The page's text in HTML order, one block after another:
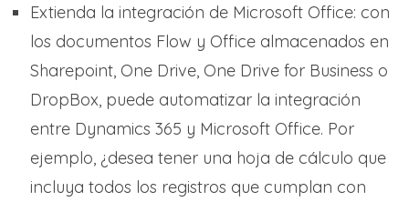
Extienda la integración de Microsoft Office: con
los documentos Flow y Office almacenados en
Sharepoint, One Drive, One Drive for Business o
DropBox, puede automatizar la integración
entre Dynamics 365 y Microsoft Office. Por
ejemplo, ¿desea tener una hoja de cálculo que
incluya todos los registros que cumplan con